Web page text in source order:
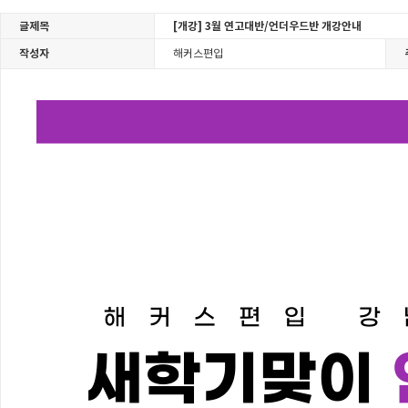
글제목 [개강] 3월 연고대반/언더우드반 개강안내
작성자 해커스편입